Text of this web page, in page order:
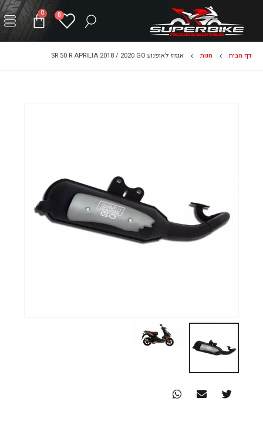
0
0
דף הבית חנות אגזוז לאופנוע SR 50 R APRILIA 2018 / 2020 GO